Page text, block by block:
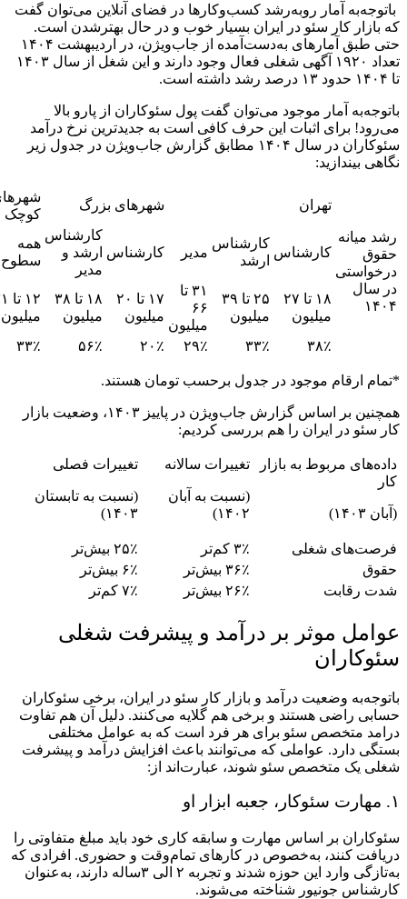
باتوجه‌به آمار روبه‌رشد کسب‌وکارها در فضای آنلاین می‌توان گفت
که بازار کار سئو در ایران بسیار خوب و در حال بهترشدن است.
حتی طبق آمارهای به‌دست‌آمده از جاب‌ویژن، در اردیبهشت ۱۴۰۴
تعداد ۱۹۲۰ آگهی شغلی فعال وجود دارند و این شغل از سال ۱۴۰۳
تا ۱۴۰۴ حدود ۱۳ درصد رشد داشته است.
باتوجه‌به آمار موجود می‌توان گفت پول سئوکاران از پارو بالا
می‌رود! برای اثبات این حرف کافی است به جدیدترین نرخ درآمد
سئوکاران در سال ۱۴۰۴ مطابق گزارش جاب‌ویژن در جدول زیر
نگاهی بیندازید:
رشد میانه
حقوق
درخواستی
در سال
۱۴۰۴
تهران شهرهای بزرگ
کوچک
کارشناس
کارشناس
ارشد
مدیر کارشناس
کارشناس
ارشد و
مدیر
همه
سطوح
۱۸ تا ۲۷
میلیون
۲۵ تا ۳۹
میلیون
۳۱ تا
۶۶
میلیون
۱۷ تا ۲۰
میلیون
۱۸ تا ۳۸
میلیون
۱۲
میلیون
۳۸٪
۳۳٪ ۲۹٪ ۲۰٪ ۵۶٪ ۳۳٪
*تمام ارقام موجود در جدول برحسب تومان هستند.
همچنین بر اساس گزارش جاب‌ویژن در پاییز ۱۴۰۳، وضعیت بازار
کار سئو در ایران را هم بررسی کردیم:
داده‌های مربوط به بازار
کار
(آبان ۱۴۰۳)
تغییرات سالانه
(نسبت به آبان
۱۴۰۲)
تغییرات فصلی
(نسبت به تابستان
۱۴۰۳)
فرصت‌های شغلی ۳٪ کم‌تر
۲۵٪ بیش‌تر
حقوق
۳۶٪ بیش‌تر
۶٪ بیش‌تر
شدت رقابت
۲۶٪ بیش‌تر ۷٪ کم‌تر
عوامل موثر بر درآمد و پیشرفت شغلی
سئوکاران
باتوجه‌به وضعیت درآمد و بازار کار سئو در ایران، برخی سئوکاران
حسابی راضی هستند و برخی هم گلایه می‌کنند. دلیل آن هم تفاوت
درامد متخصص سئو برای هر فرد است که به عوامل مختلفی
بستگی دارد. عواملی که می‌توانند باعث افزایش درآمد و پیشرفت
شغلی یک متخصص سئو شوند، عبارت‌اند از:
۱. مهارت سئوکار، جعبه ابزار او
سئوکاران بر اساس مهارت و سابقه کاری خود باید مبلغ متفاوتی را
دریافت کنند، به‌خصوص در کارهای تمام‌وقت و حضوری. افرادی که
به‌تازگی وارد این حوزه شدند و تجربه ۲ الی ۳ساله دارند، به‌عنوان
کارشناس جونیور شناخته می‌شوند.